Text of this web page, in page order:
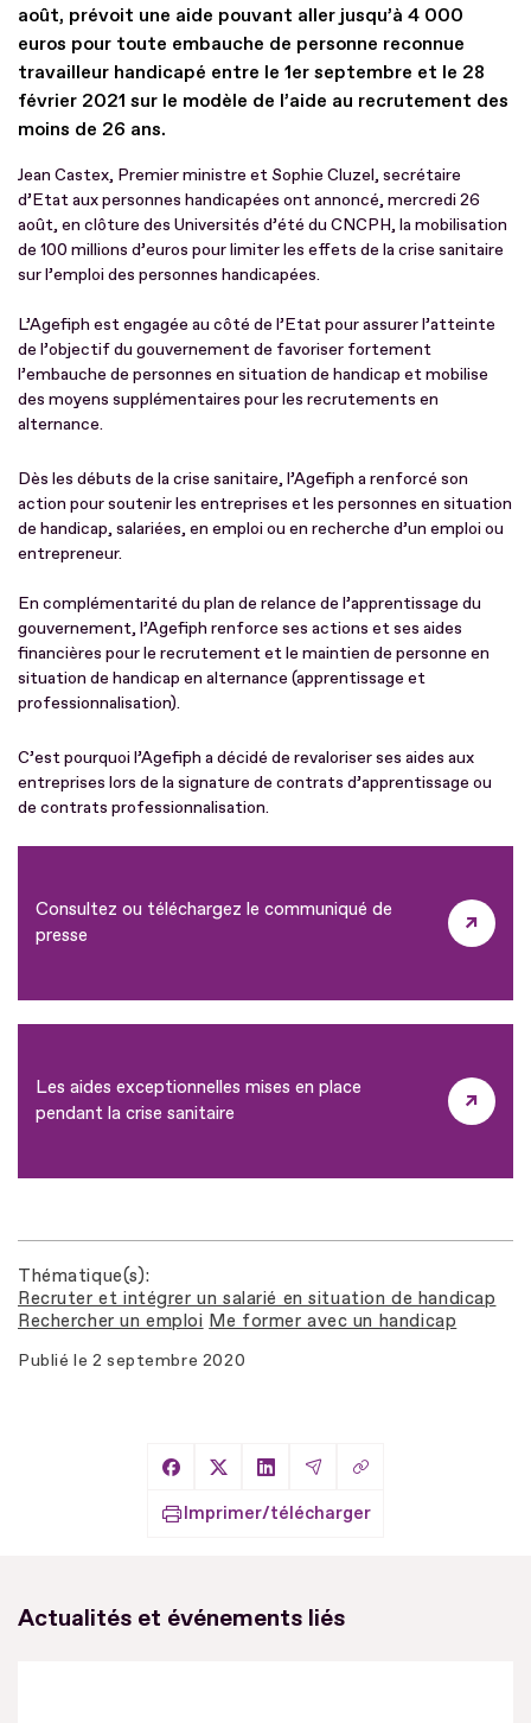
août, prévoit une aide pouvant aller jusqu’à 4 000
euros pour toute embauche de personne reconnue
travailleur handicapé entre le 1er septembre et le 28
février 2021 sur le modèle de l’aide au recrutement des
moins de 26 ans.
Jean Castex, Premier ministre et Sophie Cluzel, secrétaire
d’Etat aux personnes handicapées ont annoncé, mercredi 26
août, en clôture des Universités d’été du CNCPH, la mobilisation
de 100 millions d’euros pour limiter les effets de la crise sanitaire
sur l’emploi des personnes handicapées.
L’Agefiph est engagée au côté de l’Etat pour assurer l’atteinte
de l’objectif du gouvernement de favoriser fortement
l’embauche de personnes en situation de handicap et mobilise
des moyens supplémentaires pour les recrutements en
alternance.
Dès les débuts de la crise sanitaire, l’Agefiph a renforcé son
action pour soutenir les entreprises et les personnes en situation
de handicap, salariées, en emploi ou en recherche d’un emploi ou
entrepreneur.
En complémentarité du plan de relance de l’apprentissage du
gouvernement, l’Agefiph renforce ses actions et ses aides
financières pour le recrutement et le maintien de personne en
situation de handicap en alternance (apprentissage et
professionnalisation).
C’est pourquoi l’Agefiph a décidé de revaloriser ses aides aux
entreprises lors de la signature de contrats d’apprentissage ou
de contrats professionnalisation.
Consultez ou téléchargez le communiqué de
presse
Les aides exceptionnelles mises en place
pendant la crise sanitaire
Thématique(s)
Recruter et intégrer un salarié en situation de handicap
Rechercher un emploi Me former avec un handicap
Publié le 2 septembre 2020
Partager sur Facebook
Partager sur X
Partager sur LinkedIn
Partager par Email
Copier le lien
Imprimer/télécharger
Actualités et événements liés